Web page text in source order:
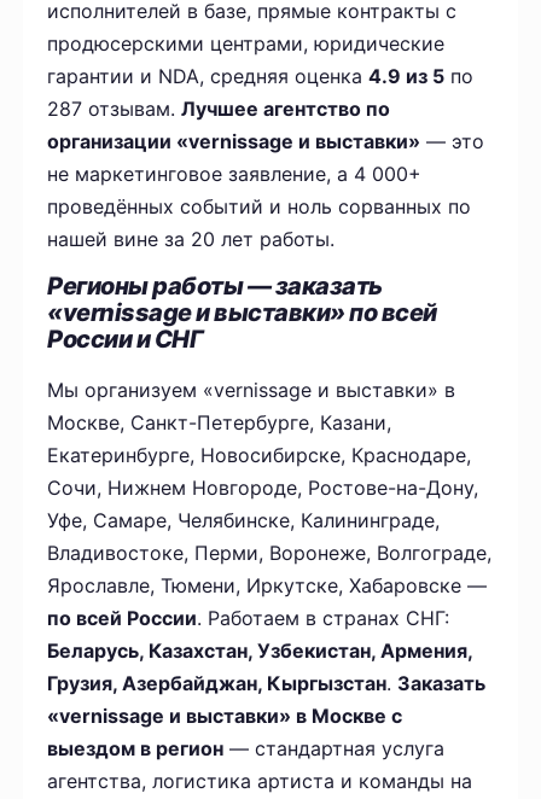
исполнителей в базе, прямые контракты с
продюсерскими центрами, юридические
гарантии и NDA, средняя оценка4.9 из 5 по
287 отзывам.Лучшее агентство по
организации «vernissage и выставки» — это
не маркетинговое заявление, а 4 000+
проведённых событий и ноль сорванных по
нашей вине за 20 лет работы.
Регионы работы — заказать
«vernissage и выставки» по всей
России и СНГ
Мы организуем «vernissage и выставки» в
Москве, Санкт-Петербурге, Казани,
Екатеринбурге, Новосибирске, Краснодаре,
Сочи, Нижнем Новгороде, Ростове-на-Дону,
Уфе, Самаре, Челябинске, Калининграде,
Владивостоке, Перми, Воронеже, Волгограде,
Ярославле, Тюмени, Иркутске, Хабаровске —
по всей России. Работаем в странах СНГ:
Беларусь, Казахстан, Узбекистан, Армения,
Грузия, Азербайджан, Кыргызстан. Заказать
«vernissage и выставки» в Москве с
выездом в регион — стандартная услуга
агентства, логистика артиста и команды на